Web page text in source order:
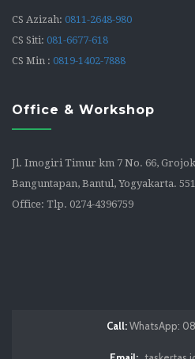
CS Azizah: 0811-2648-980
CS Siti: 081-6677-618
CS Min : 0819-1402-7888
Office & Workshop
Jl. Imogiri Timur km 7 No. 66,
Banguntapan, Bantul, Yogyakarta.
Office: Tlp. 0274-4396759
Call:WhatsApp: